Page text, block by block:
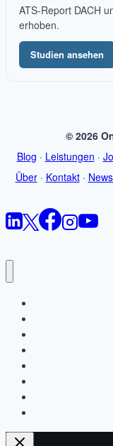
ATS-Report DACH
erhoben.
Studien ansehen
© 2026
Blog · Leistungen ·
Über· Kontakt·